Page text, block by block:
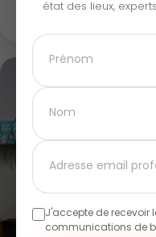
état des lieux,
J'accepte de recevoir
communications de